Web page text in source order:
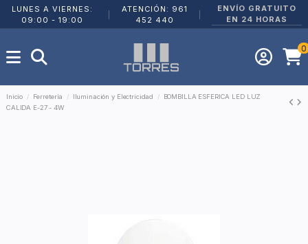
LUNES A VIERNES:
09:00 - 19:00
ATENCIÓN: 961
452 440
ENVÍO GRATUITO
EN 24 HORAS
0
Inicio Ferretería Iluminación y Electricidad
BOMBILLA ESFERICA LED LUZ
CALIDA E-27 - 4W